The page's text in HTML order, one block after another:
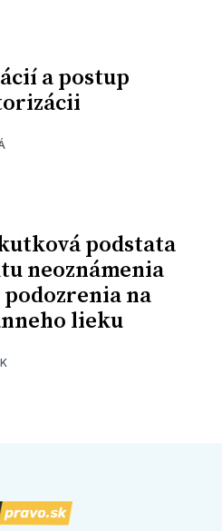
a postup
podstata
neoznámenia
na
lieku